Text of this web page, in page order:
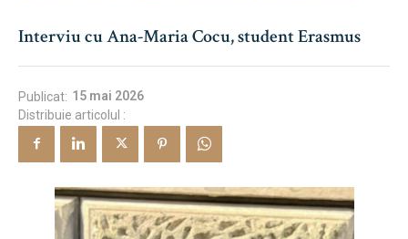
Erasmus & Internațional
Despre Facultate
Admitere
Erasmus & Internațional
Despre Facultate
Știri
Echipa Facultății
Interviu cu Ana-Maria Cocu, student Erasmus
Publicat: 15 mai 2026
Distribuie articolul :